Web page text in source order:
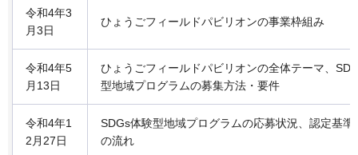
令和4年3
月3日
ひょうごフィールドパビリオンの事業枠組み
令和4年5
月13日
ひょうごフィールドパビリオンの全体テーマ、
型地域プログラムの募集方法・要件
令和4年1
2月27日
SDGs体験型地域プログラムの応募状況、認定基準
の流れ